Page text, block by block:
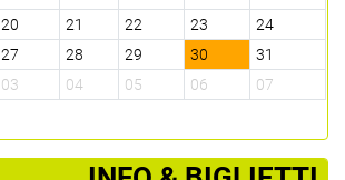
20 21 22 23
24
27 28 29 30
31
03 04 05 06 07